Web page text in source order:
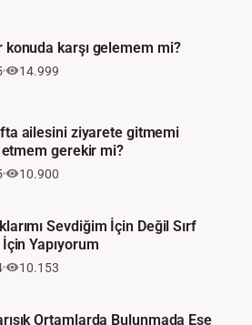
konuda karşı gelemem mi?
14.999
ailesini ziyarete gitmemi
gerekir mi?
10.900
Sevdiğim İçin Değil Sırf
İçin Yapıyorum
10.153
Ortamlarda Bulunmada Eşe